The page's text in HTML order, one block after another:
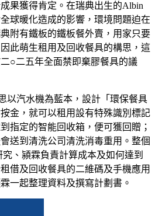
果獲得肯定。在瑞典出生的Albin
球暖化造成的影響，環境問題迫在
附有鐵板的鐵板餐外賣，用家只要
此萌生租用及回收餐具的構思，這
○二五年全面禁即棄膠餐具的議
以汽水機為藍本，設計「環保餐具
金，就可以租用設有特殊識別標記
指定的智能回收箱，便可獲回贈；
送到清洗公司清洗消毒重用。整個
、潁霖負責計算成本及如何達到
借及回收餐具的二維碼及手機應用
一起整理資料及撰寫計劃書。